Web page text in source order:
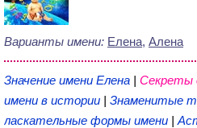
Варианты имени: Елена, Алена
Значение имени Елена | Секреты
имени в истории | Знаменитые
ласкательные формы имени |